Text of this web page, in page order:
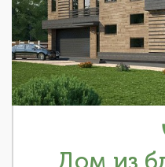
Дом из